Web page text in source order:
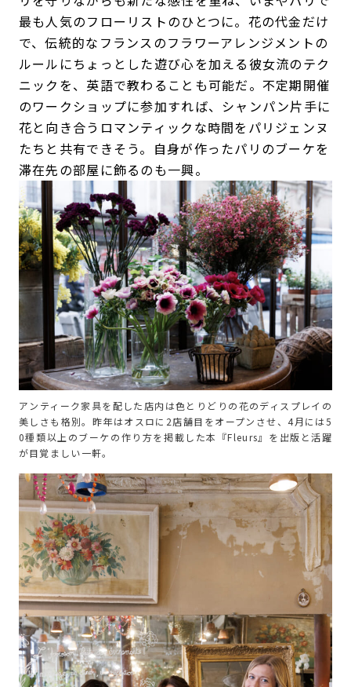
最も人気のフローリストのひとつに。花の代金だけ
で、伝統的なフランスのフラワーアレンジメントの
ルールにちょっとした遊び心を加える彼女流のテク
ニックを、英語で教わることも可能だ。不定期開催
のワークショップに参加すれば、シャンパン片手に
花と向き合うロマンティックな時間をパリジェンヌ
たちと共有できそう。自身が作ったパリのブーケを
滞在先の部屋に飾るのも一興。
アンティーク家具を配した店内は色とりどりの花のディスプレイの
美しさも格別。昨年はオスロに2店舗目をオープンさせ、4月には5
0種類以上のブーケの作り方を掲載した本『Fleurs』を出版と活躍
が目覚ましい一軒。